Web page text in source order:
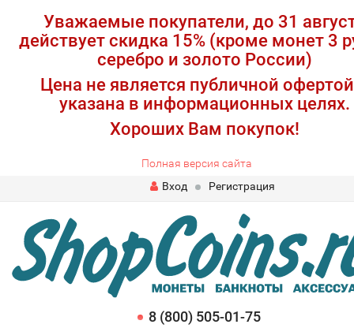
Уважаемые покупатели, до 31
действует скидка 15% (кроме монет 3
серебро и золото России)
Цена не является публичной
указана в информационных целях.
Хороших Вам покупок!
Полная версия сайта
Вход
Регистрация
8 (800) 505-01-75